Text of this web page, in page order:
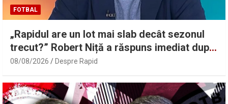
FOTBAL
„Rapidul are un lot mai slab decât sezonul
trecut?” Robert Niță a răspuns imediat după
UTA – Rapid 0-0 | Sport.ro
08/08/2026 Despre Rapid